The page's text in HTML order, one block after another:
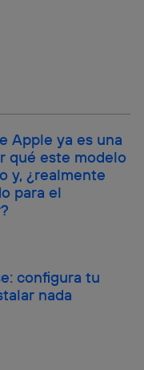
Apple ya es una
qué este modelo
y, ¿realmente
para el
configura tu
nada